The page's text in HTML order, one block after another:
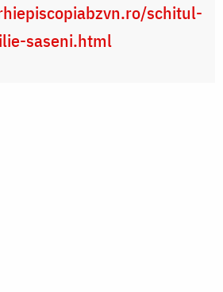
schitul-
saseni.html